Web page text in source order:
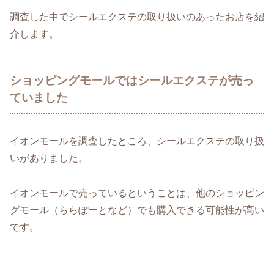
調査した中でシールエクステの取り扱いのあったお店を紹
介します。
ショッピングモールではシールエクステが売っ
ていました
イオンモールを調査したところ、シールエクステの取り扱
いがありました。
イオンモールで売っているということは、他のショッピン
グモール（ららぽーとなど）でも購入できる可能性が高い
です。